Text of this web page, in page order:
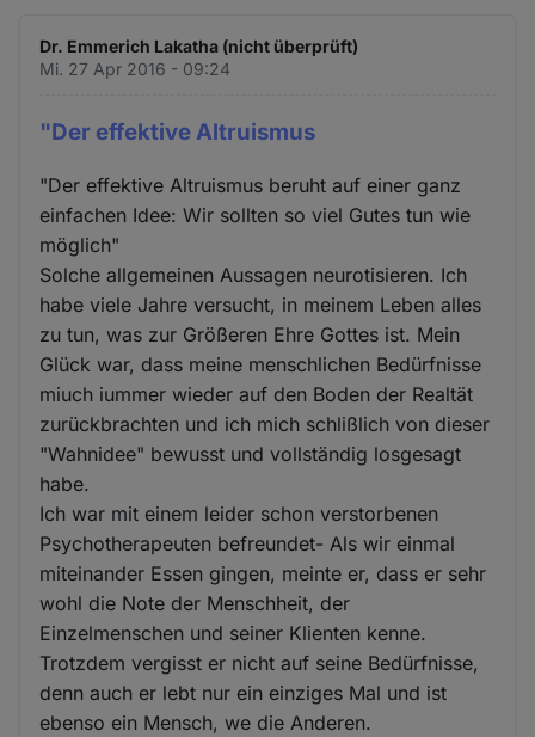
Dr. Emmerich Lakatha (nicht überprüft)
Mi. 27 Apr 2016 - 09:24
"Der effektive Altruismus
"Der effektive Altruismus beruht auf einer ganz
einfachen Idee: Wir sollten so viel Gutes tun wie
möglich"
Solche allgemeinen Aussagen neurotisieren. Ich
habe viele Jahre versucht, in meinem Leben alles
zu tun, was zur Größeren Ehre Gottes ist. Mein
Glück war, dass meine menschlichen Bedürfnisse
miuch iummer wieder auf den Boden der Realtät
zurückbrachten und ich mich schlißlich von dieser
"Wahnidee" bewusst und vollständig losgesagt
habe.
Ich war mit einem leider schon verstorbenen
Psychotherapeuten befreundet- Als wir einmal
miteinander Essen gingen, meinte er, dass er sehr
wohl die Note der Menschheit, der
Einzelmenschen und seiner Klienten kenne.
Trotzdem vergisst er nicht auf seine Bedürfnisse,
denn auch er lebt nur ein einziges Mal und ist
ebenso ein Mensch, we die Anderen.